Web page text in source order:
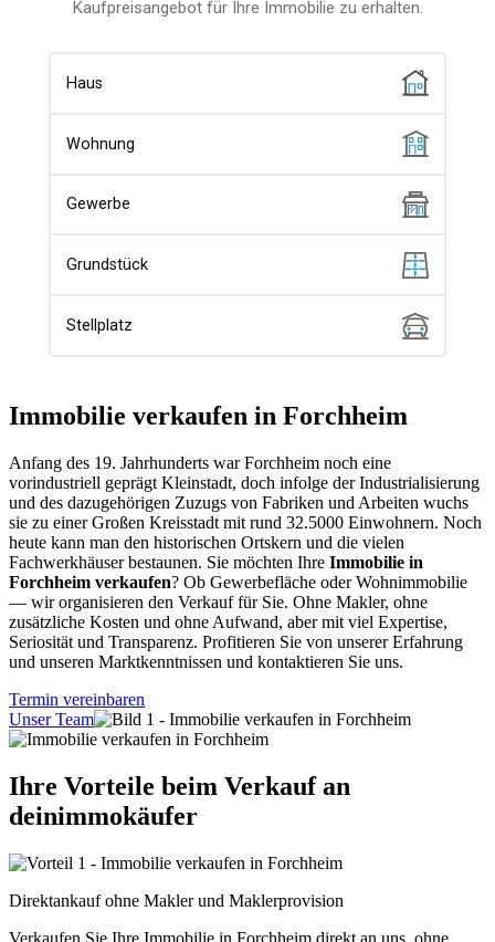
Immobilie verkaufen in Forchheim
Anfang des 19. Jahrhunderts war Forchheim noch eine
vorindustriell geprägt Kleinstadt, doch infolge der Industrialisierung
und des dazugehörigen Zuzugs von Fabriken und Arbeiten wuchs
sie zu einer Großen Kreisstadt mit rund 32.5000 Einwohnern. Noch
heute kann man den historischen Ortskern und die vielen
Fachwerkhäuser bestaunen. Sie möchten Ihre Immobilie in
Forchheim verkaufen? Ob Gewerbefläche oder Wohnimmobilie
— wir organisieren den Verkauf für Sie. Ohne Makler, ohne
zusätzliche Kosten und ohne Aufwand, aber mit viel Expertise,
Seriosität und Transparenz. Profitieren Sie von unserer Erfahrung
und unseren Marktkenntnissen und kontaktieren Sie uns.
Termin vereinbaren
Unser Team
Ihre Vorteile beim Verkauf an
deinimmokäufer
Direktankauf ohne Makler und Maklerprovision
Verkaufen Sie Ihre Immobilie in Forchheim direkt an uns, ohne